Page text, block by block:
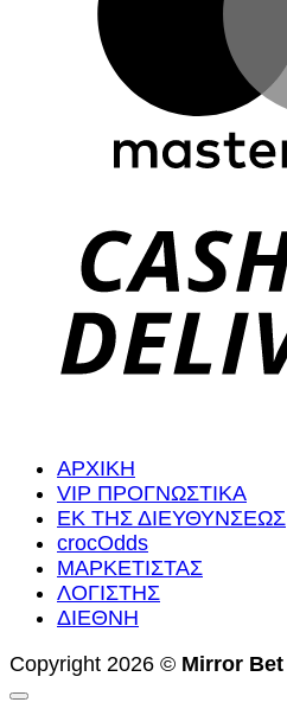
ΑΡΧΙΚΗ
VIP ΠΡΟΓΝΩΣΤΙΚΑ
ΕΚ ΤΗΣ ΔΙΕΥΘΥΝΣΕΩΣ
crocOdds
ΜΑΡΚΕΤΙΣΤΑΣ
ΛΟΓΙΣΤΗΣ
ΔΙΕΘΝΗ
Copyright 2026 © Mirror Bet